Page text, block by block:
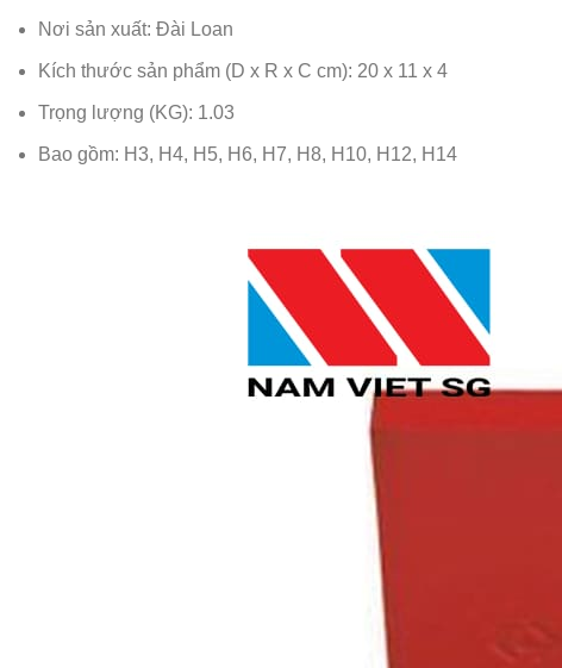
Nơi sản xuất: Đài Loan
Kích thước sản phẩm (D x R x C cm): 20 x 11 x 4
Trọng lượng (KG): 1.03
Bao gồm: H3, H4, H5, H6, H7, H8, H10, H12, H14